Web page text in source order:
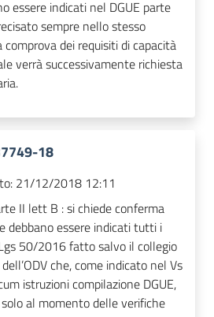
essere indicati nel DGUE parte
sempre nello stesso
comprova dei requisiti di capacità
verrà successivamente richiesta
18
21/12/2018 12:11
II lett B : si chiede conferma
debbano essere indicati tutti i
50/2016 fatto salvo il collegio
che, come indicato nel Vs
istruzioni compilazione DGUE,
al momento delle verifiche